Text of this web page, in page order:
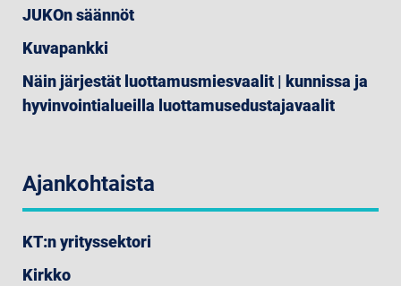
JUKOn säännöt
Kuvapankki
Näin järjestät luottamusmiesvaalit | kunnissa ja
hyvinvointialueilla luottamusedustajavaalit
Ajankohtaista
KT:n yrityssektori
Kirkko